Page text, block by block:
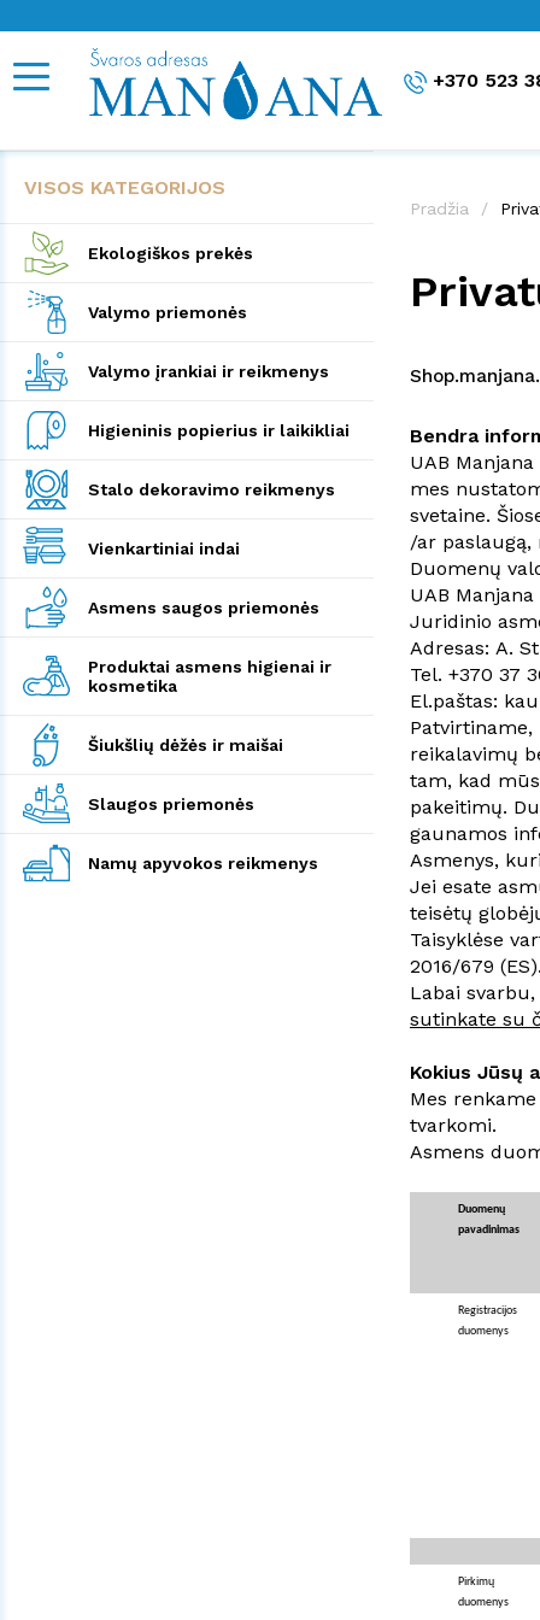
+370 523
VISOS KATEGORIJOS
Ekologiškos prekės
Valymo priemonės
Valymo įrankiai ir reikmenys
Higieninis popierius ir laikikliai
Stalo dekoravimo reikmenys
Vienkartiniai indai
Asmens saugos priemonės
Produktai asmens higienai ir
kosmetika
Šiukšlių dėžės ir maišai
Slaugos priemonės
Namų apyvokos reikmenys
Pradžia
Bendra
UAB
mes
svetaine.
/ar
Duomenų
UAB Manjana
Juridinio
Adresas: A.
Tel. +370 37
El.paštas:
reikalavimų
tam, kad
pakeitimų.
gaunamos
Asmenys,
Jei esate
teisėtų
Taisyklėse
2016/679 (ES).
Labai
sutinkate su
Kokius Jūsų
Mes
tvarkomi.
Asmens
Duomenų
pavadinimas
Registracijos
duomenys
Pirkimų
duomenys